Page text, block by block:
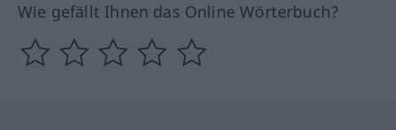
Wie gefällt Ihnen das Online Wörterbuch?